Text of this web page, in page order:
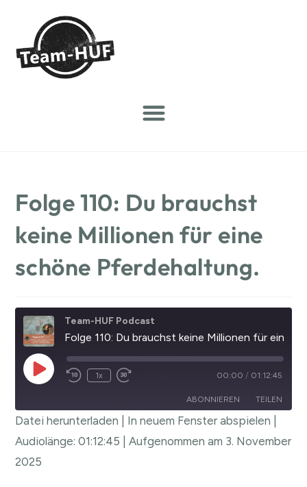
Folge 110: Du brauchst
keine Millionen für eine
schöne Pferdehaltung.
Team-HUF Podcast
1x 00:00 / 01:12:45
ABONNIEREN TEILEN
RSS FEED
TEILEN
LINK
Datei herunterladen In neuem Fenster abspielen
Audiolänge: 01:12:45 |Aufgenommen am 3. November
2025